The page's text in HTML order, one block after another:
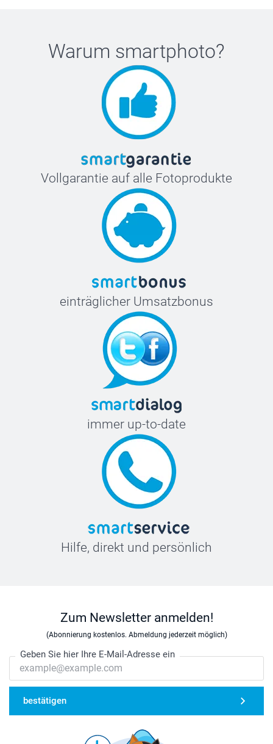
Warum smartphoto?
Vollgarantie auf alle Fotoprodukte
einträglicher Umsatzbonus
immer up-to-date
Hilfe, direkt und persönlich
Zum Newsletter anmelden!
(Abonnierung kostenlos. Abmeldung jederzeit möglich)
Geben Sie hier Ihre E-Mail-Adresse ein
bestätigen